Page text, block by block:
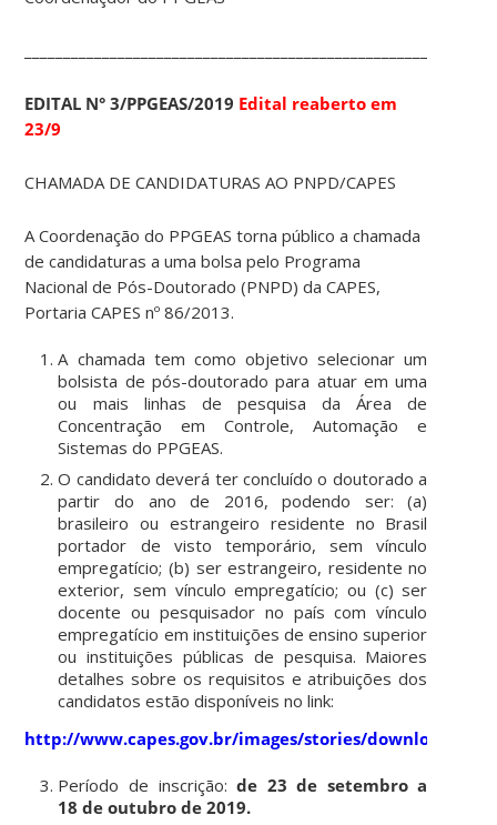
EDITAL N° 3/PPGEAS/2019 Edital reaberto em
23/9
CHAMADA DE CANDIDATURAS AO PNPD/CAPES
A Coordenação do PPGEAS torna público a chamada
de candidaturas a uma bolsa pelo Programa
Nacional de Pós-Doutorado (PNPD) da CAPES,
Portaria CAPES nº 86/2013.
A chamada tem como objetivo selecionar um
bolsista de pós-doutorado para atuar em uma
ou mais linhas de pesquisa da Área de
Concentração em Controle, Automação e
Sistemas do PPGEAS.
O candidato deverá ter concluído o doutorado a
partir do ano de 2016, podendo ser: (a)
brasileiro ou estrangeiro residente no Brasil
portador de visto temporário, sem vínculo
empregatício; (b) ser estrangeiro, residente no
exterior, sem vínculo empregatício; ou (c) ser
docente ou pesquisador no país com vínculo
empregatício em instituições de ensino superior
ou instituições públicas de pesquisa. Maiores
detalhes sobre os requisitos e atribuições dos
candidatos estão disponíveis no link:
http://www.capes.gov.br/images/stories/download/
Período de inscrição:de 23 de setembro a
18 de outubro de 2019.